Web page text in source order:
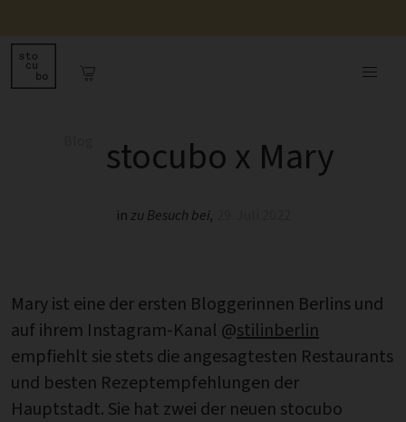
stocubo x Mary
inzu Besuch bei,
Mary ist eine der ersten Bloggerinnen Berlins und
auf ihrem Instagram-Kanal @stilinberlin
empfiehlt sie stets die angesagtesten Restaurants
und besten Rezeptempfehlungen der
Hauptstadt. Sie hat zwei der neuen stocubo